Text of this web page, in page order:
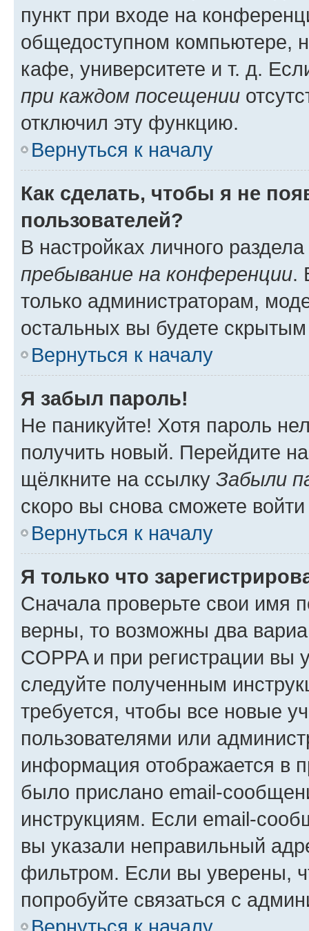
пункт при входе на
общедоступном компьютере,
кафе, университете и т. д.
при каждом посещении
отключил эту функцию.
Вернуться к началу
Как сделать, чтобы я не
пользователей?
В настройках личного
пребывание на конференции.
только администраторам,
остальных вы будете
Вернуться к началу
Я забыл пароль!
Не паникуйте! Хотя пароль
получить новый. Перейдите
щёлкните на ссылку Забыли
скоро вы снова сможете
Вернуться к началу
Я только что
Сначала проверьте свои имя
верны, то возможны два
COPPA и при регистрации вы
следуйте полученным
требуется, чтобы все новые
пользователями или
информация отображается в
было прислано email-
инструкциям. Если email-
вы указали неправильный
фильтром. Если вы уверены,
попробуйте связаться с
Вернуться к началу